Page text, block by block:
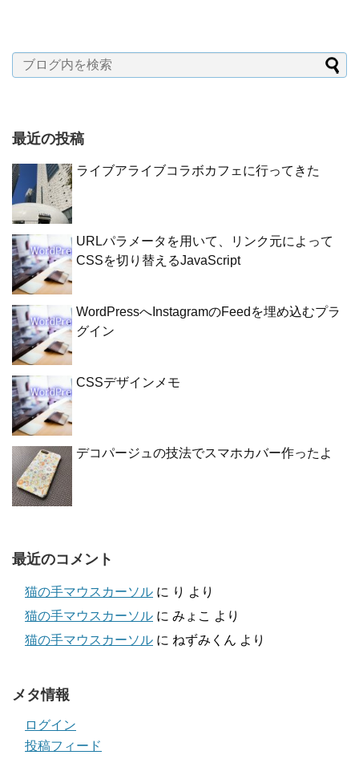
最近の投稿
ライブアライブコラボカフェに行ってきた
URLパラメータを用いて、リンク元によって
CSSを切り替えるJavaScript
WordPressへInstagramのFeedを埋め込むプラ
グイン
CSSデザインメモ
デコパージュの技法でスマホカバー作ったよ
最近のコメント
猫の手マウスカーソル に り より
猫の手マウスカーソル に みょこ より
猫の手マウスカーソル に ねずみくん より
メタ情報
ログイン
投稿フィード